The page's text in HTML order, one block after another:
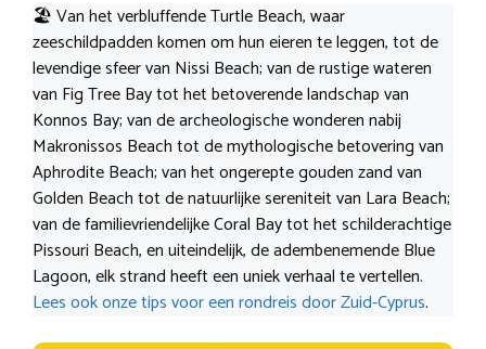
🏖️ Van het verbluffende Turtle Beach, waar
zeeschildpadden komen om hun eieren te leggen, tot de
levendige sfeer van Nissi Beach; van de rustige wateren
van Fig Tree Bay tot het betoverende landschap van
Konnos Bay; van de archeologische wonderen nabij
Makronissos Beach tot de mythologische betovering van
Aphrodite Beach; van het ongerepte gouden zand van
Golden Beach tot de natuurlijke sereniteit van Lara Beach;
van de familievriendelijke Coral Bay tot het schilderachtige
Pissouri Beach, en uiteindelijk, de adembenemende Blue
Lagoon, elk strand heeft een uniek verhaal te vertellen.
Lees ook onze tips voor een rondreis door Zuid-Cyprus.